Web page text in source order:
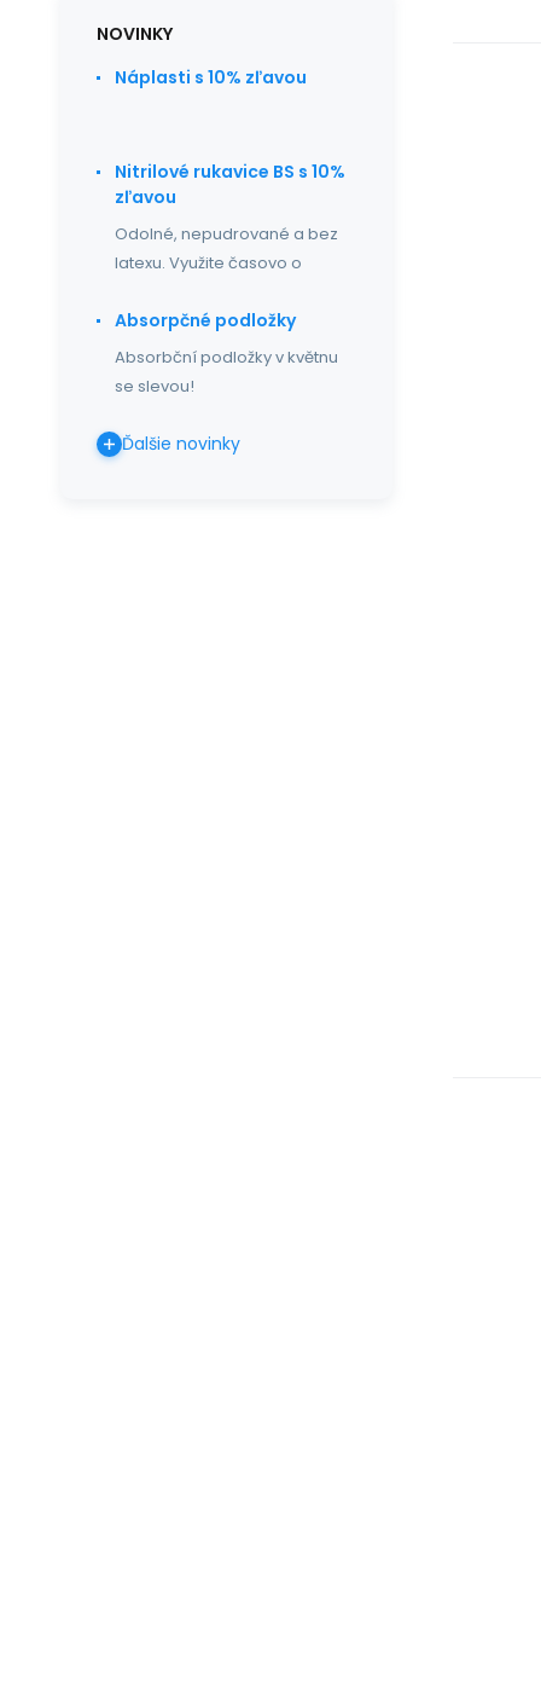
NOVINKY
Náplasti s 10% zľavou
Nitrilové rukavice BS s 10%
zľavou
Odolné, nepudrované a bez
latexu. Využite časovo o
Absorpčné podložky
Absorbční podložky v květnu
se slevou!
Ďalšie novinky